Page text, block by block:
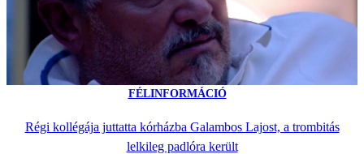
FÉLINFORMÁCIÓ
Régi kollégája juttatta kórházba Galambos Lajost, a trombitás
lelkileg padlóra került